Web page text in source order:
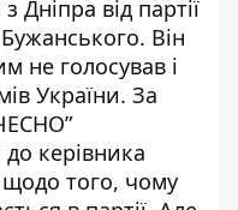
Дніпра від партії
Він
не голосував і
України. За
керівника
щодо того, чому